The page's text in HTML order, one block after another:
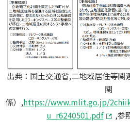
出典：国土交通省,二地域居住等関
関
係）,https://www.mlit.go.jp/
u_r6240501.pdf
,参